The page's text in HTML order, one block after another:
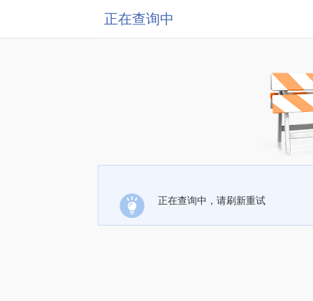
正在查询中
正在查询中，请刷新重试